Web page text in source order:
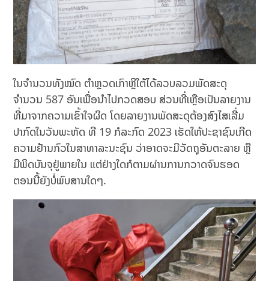
ໃນຈຳນວນທັງໝົດ ຕຳຫຼວດເກົາຫຼີໃຕ້ໄດ້ລວບລວມພັດສະດຸ
ຈຳນວນ 587 ອັນເພື່ອນຳໄປກວດສອບ ສ່ວນທີ່ເຫຼືອເປັນລາຍງານ
ທີ່ມາຈາກຄວາມເຂົ້າໃຈຜິດ ໂດຍລາຍງານພັດສະດຸຕ້ອງສົງໄສເລີ່ມ
ປາກົດໃນວັນພະຫັດ ທີ 19 ກໍລະກົດ 2023 ເຮັດໃຫ້ປະຊາຊົນເກີດ
ຄວາມຢ້ານກົວໃນສາທາລະນະຊົນ ວ່າອາດຈະມີວັດຖຸອັນຕະລາຍ ຫຼື
ມີພິດບັນຈຸຢູ່ພາຍໃນ ແຕ່ຢ່າງໃດກໍຕາມຜ່ານການກວາດຈົນຮອດ
ຕອນນີ້ຍັງບໍ່ພົບສານໃດໆ.